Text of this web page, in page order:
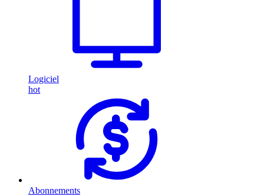
Logiciel
hot
Abonnements